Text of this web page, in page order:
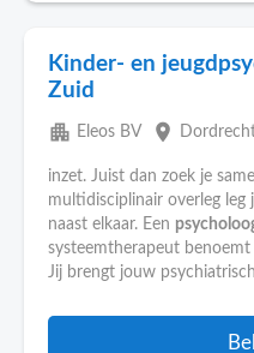
Kinder- en
Zuid
apartment Eleos BV place
inzet. Juist dan zoek je
multidisciplinair overleg leg
naast elkaar. Een
systeemtherapeut
Jij brengt jouw